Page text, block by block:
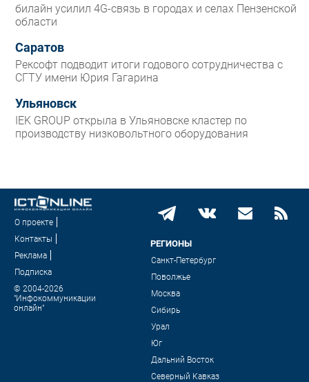
билайн усилил 4G-связь в городах и селах Пензенской
области
Саратов
Рексофт подводит итоги годового сотрудничества с
СГТУ имени Юрия Гагарина
Ульяновск
IEK GROUP открыла в Ульяновске кластер по
производству низковольтного оборудования
О проекте
Контакты
Реклама
Подписка
© 2004-2026
"Инфокоммуникации
онлайн"
РЕГИОНЫ
Санкт-Петербург
Поволжье
Москва
Сибирь
Урал
Юг
Дальний Восток
Северный Кавказ